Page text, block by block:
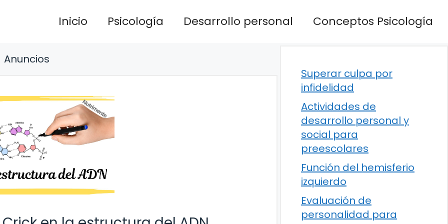
Inicio Psicología Desarrollo personal Conceptos Psicología
Anuncios
Superar culpa por
infidelidad
Actividades de
desarrollo personal y
social para
preescolares
Función del hemisferio
izquierdo
Evaluación de
personalidad para